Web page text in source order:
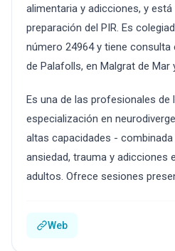
alimentaria y adicciones, y
preparación del PIR. Es
número 24964 y tiene consulta
de Palafolls, en Malgrat de Mar
Es una de las profesionales
especialización en
altas capacidades -
ansiedad, trauma y adicciones
adultos. Ofrece sesiones
Web